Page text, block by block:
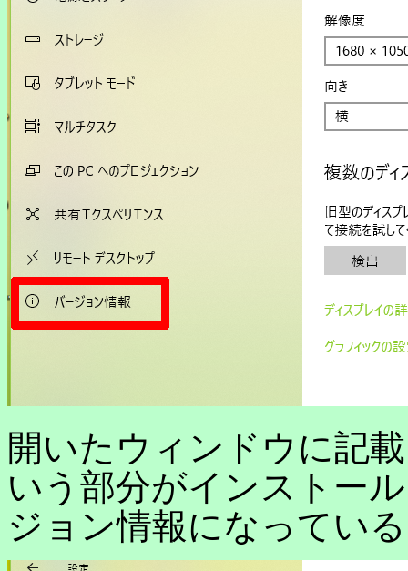
開いたウィンドウに記
いう部分がインストー
ジョン情報になってい